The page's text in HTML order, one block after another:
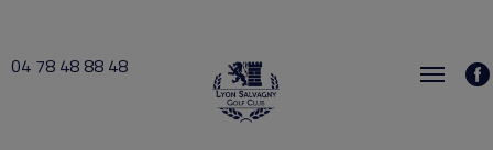
04 78 48 88 48
Domi 2026-06-23 11:30 → 2026-06-23 12:00